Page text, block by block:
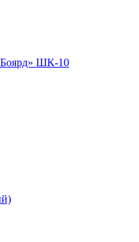
ШК-10